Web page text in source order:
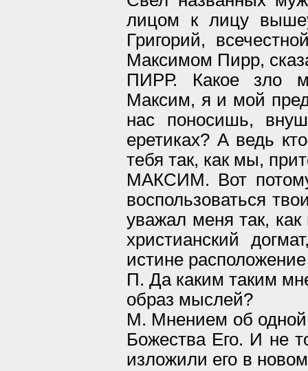
лицом к лицу
Григорий,
Максимом Пирр,
ПИРР. Какое зло
Максим, я и мой
нас поносишь,
еретиках? А ведь
тебя так, как мы,
МАКСИМ. Вот
воспользоваться
уважал меня так,
христианский
истине
П. Да каким таким
образ мыслей?
М. Мнением об одной
Божества Его. И не
изложили его в